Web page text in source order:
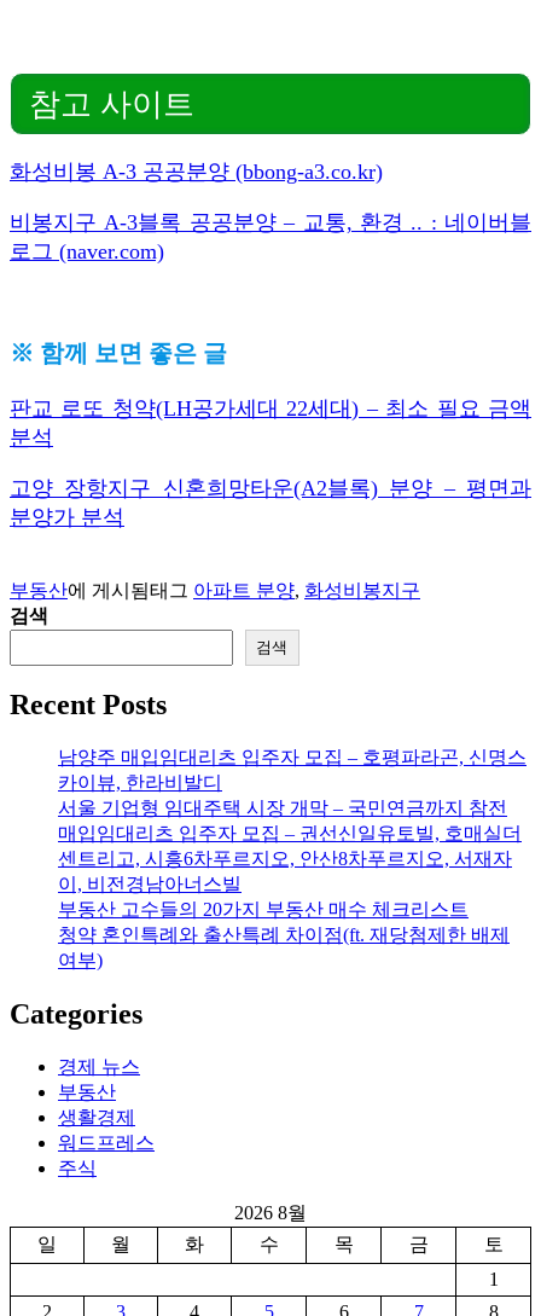
참고 사이트
화성비봉 A-3 공공분양 (bbong-a3.co.kr)
비봉지구 A-3블록 공공분양 – 교통, 환경 .. : 네이버블
로그 (naver.com)
※ 함께 보면 좋은 글
판교 로또 청약(LH공가세대 22세대) – 최소 필요 금액
분석
고양 장항지구 신혼희망타운(A2블록) 분양 – 평면과
분양가 분석
부동산에 게시됨태그 아파트 분양, 화성비봉지구
검색
검색
Recent Posts
남양주 매입임대리츠 입주자 모집 – 호평파라곤, 신명스
카이뷰, 한라비발디
서울 기업형 임대주택 시장 개막 – 국민연금까지 참전
매입임대리츠 입주자 모집 – 권선신일유토빌, 호매실더
센트리고, 시흥6차푸르지오, 안산8차푸르지오, 서재자
이, 비전경남아너스빌
부동산 고수들의 20가지 부동산 매수 체크리스트
청약 혼인특례와 출산특례 차이점(ft. 재당첨제한 배제
여부)
Categories
경제 뉴스
부동산
생활경제
워드프레스
주식
2026 8월
일
월 화 수 목 금
토
1